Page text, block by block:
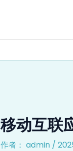
移动互联
作者： admin /